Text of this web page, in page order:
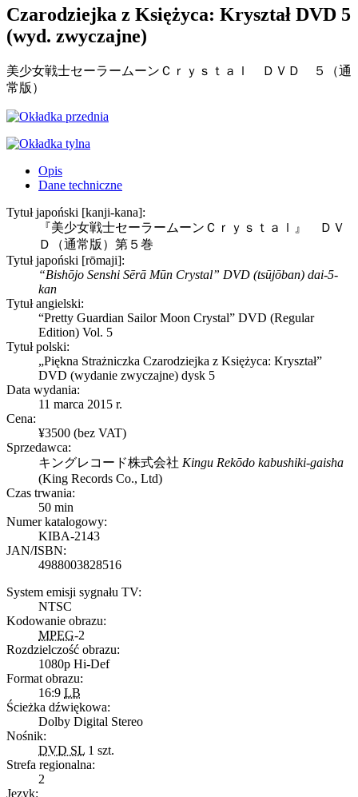
Czarodziejka z Księżyca: Kryształ DVD 5
(wyd. zwyczajne)
美少女戦士セーラームーンＣｒｙｓｔａｌ ＤＶＤ ５（通
常版）
Opis
Dane techniczne
Tytuł japoński [kanji-kana]:
『美少女戦士セーラームーンＣｒｙｓｔａｌ』 ＤＶ
Ｄ（通常版）第５巻
Tytuł japoński [rōmaji]:
“Bishōjo Senshi Sērā Mūn Crystal” DVD (tsūjōban) dai-5-
kan
Tytuł angielski:
“Pretty Guardian Sailor Moon Crystal” DVD (Regular
Edition) Vol. 5
Tytuł polski:
„Piękna Strażniczka Czarodziejka z Księżyca: Kryształ”
DVD (wydanie zwyczajne) dysk 5
Data wydania:
11 marca 2015 r.
Cena:
¥3500 (bez VAT)
Sprzedawca:
キングレコード株式会社 Kingu Rekōdo kabushiki-gaisha
(King Records Co., Ltd)
Czas trwania:
50 min
Numer katalogowy:
KIBA-2143
JAN/ISBN:
4988003828516
System emisji sygnału TV:
NTSC
Kodowanie obrazu:
MPEG-2
Rozdzielczość obrazu:
1080p Hi-Def
Format obrazu:
16:9 LB
Ścieżka dźwiękowa:
Dolby Digital Stereo
Nośnik:
DVD SL 1 szt.
Strefa regionalna:
2
Język: